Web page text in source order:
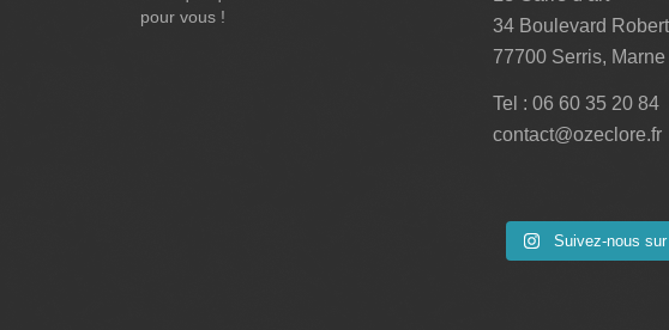
pour vous !
34 Boulevard
77700 Serris,
Tel : 06 60 35 20 84
contact@ozeclore.fr
Suivez-nous